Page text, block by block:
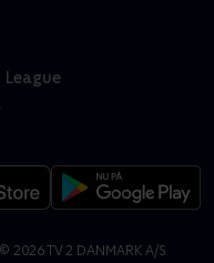
League
© 2026TV 2 DANMARK A/S